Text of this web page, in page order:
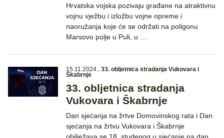
Hrvatska vojska pozivaju građane na atraktivnu
vojnu vježbu i izložbu vojne opreme i
naoružanja koje će se održati na poligonu
Marsovo polje u Puli, u …
15.11.2024., 33. obljetnica stradanja Vukovara i
Škabrnje
33. obljetnica stradanja
Vukovara i Škabrnje
Dan sjećanja na žrtve Domovinskog rata i Dan
sjećanja na žrtvu Vukovara i Škabrnje